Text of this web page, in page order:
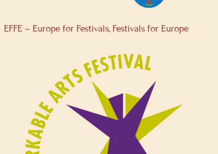
EFFE – Europe for Festivals, Festivals for Europe